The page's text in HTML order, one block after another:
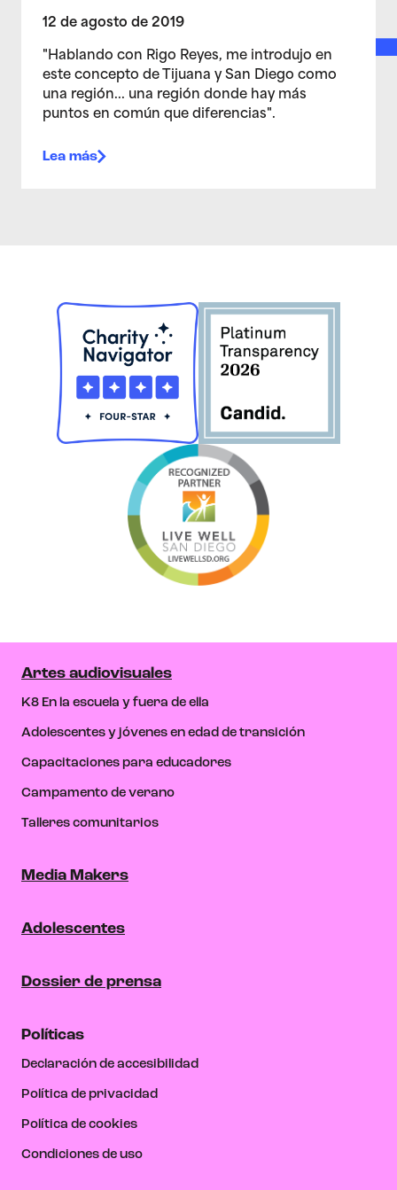
12 de agosto de 2019
"Hablando con Rigo Reyes, me introdujo en
este concepto de Tijuana y San Diego como
una región... una región donde hay más
puntos en común que diferencias".
Lea más
Artes audiovisuales
K8 En la escuela y fuera de ella
Adolescentes y jóvenes en edad de transición
Capacitaciones para educadores
Campamento de verano
Talleres comunitarios
Media Makers
Adolescentes
Dossier de prensa
Políticas
Declaración de accesibilidad
Política de privacidad
Política de cookies
Condiciones de uso